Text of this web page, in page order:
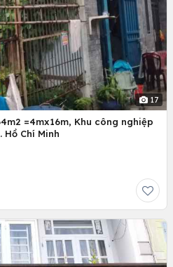
17
=4mx16m, Khu công nghiệp
Hồ Chí Minh